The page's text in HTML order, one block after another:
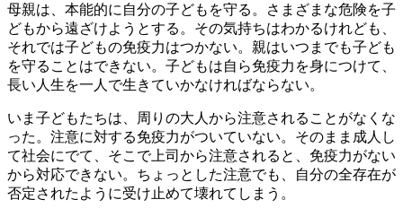
母親は、本能的に自分の子どもを守る。さまざまな危険を子
どもから遠ざけようとする。その気持ちはわかるけれども、
それでは子どもの免疫力はつかない。親はいつまでも子ども
を守ることはできない。子どもは自ら免疫力を身につけて、
長い人生を一人で生きていかなければならない。
いま子どもたちは、周りの大人から注意されることがなくな
った。注意に対する免疫力がついていない。そのまま成人し
て社会にでて、そこで上司から注意されると、免疫力がない
から対応できない。ちょっとした注意でも、自分の全存在が
否定されたように受け止めて壊れてしまう。